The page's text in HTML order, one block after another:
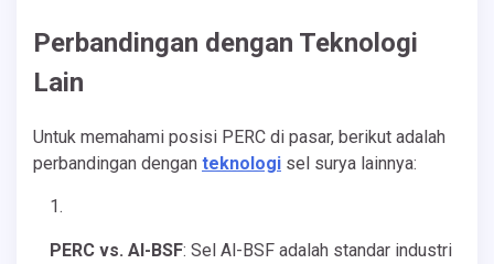
Perbandingan dengan Teknologi
Lain
Untuk memahami posisi PERC di pasar, berikut adalah
perbandingan dengan teknologi sel surya lainnya:
PERC vs. Al-BSF: Sel Al-BSF adalah standar industri